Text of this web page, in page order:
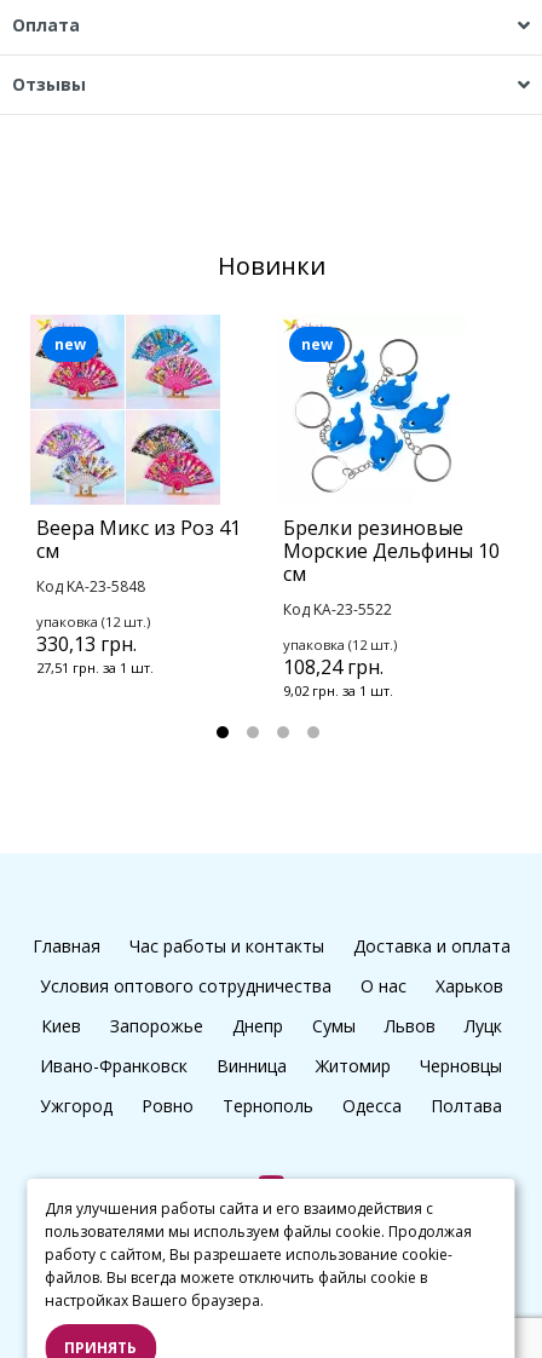
Оплата
Отзывы
Новинки
Веера Микс из Роз 41
см
Код KA-23-5848
упаковка (12 шт.)
330,13 грн.
27,51 грн. за 1 шт.
new
Брелки резиновые
Морские Дельфины 10
см
Код KA-23-5522
упаковка (12 шт.)
108,24 грн.
9,02 грн. за 1 шт.
new
Главная Час работы и контакты
Доставка и оплата
Условия оптового сотрудничества
О нас
Харьков
Киев
Запорожье Днепр Сумы Львов
Луцк
Ивано-Франковск
Винница Житомир
Черновцы
Ужгород
Ровно Тернополь Одесса Полтава
+38 (097) 045 65 77
© kalibri.top 2016–2026
Для улучшения работы сайта и его взаимодействия с
пользователями мы используем файлы cookie. Продолжая
работу с сайтом, Вы разрешаете использование cookie-
файлов. Вы всегда можете отключить файлы cookie в
настройках Вашего браузера.
ПРИНЯТЬ